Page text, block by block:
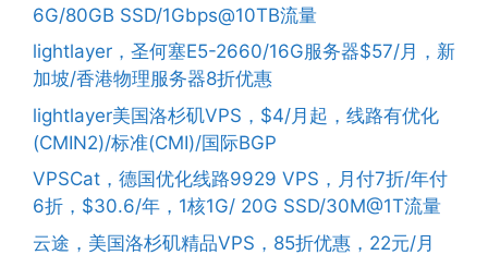
6G/80GB SSD/1Gbps@10TB流量
lightlayer，圣何塞E5-2660/16G服务器$57/月，新
加坡/香港物理服务器8折优惠
lightlayer美国洛杉矶VPS，$4/月起，线路有优化
(CMIN2)/标准(CMI)/国际BGP
VPSCat，德国优化线路9929 VPS，月付7折/年付
6折，$30.6/年，1核1G/ 20G SSD/30M@1T流量
云途，美国洛杉矶精品VPS，85折优惠，22元/月